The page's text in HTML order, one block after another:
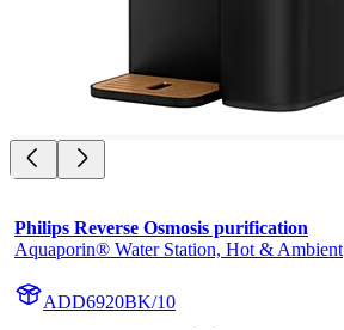
Philips Reverse Osmosis purification
Aquaporin® Water Station, Hot & Ambient
ADD6920BK/10